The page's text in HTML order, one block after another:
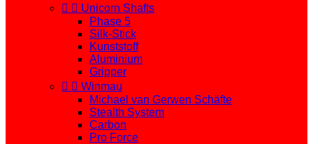
  Unicorn Shafts
Phase 5
Silk-Stick
Kunststoff
Aluminium
Gripper
  Winmau
Michael van Gerwen Schäfte
Stealth System
Carbon
Pro Force